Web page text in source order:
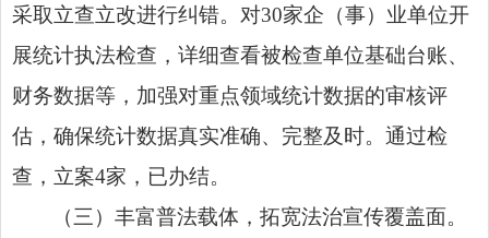
采取立查立改进行纠错。对30家企（事）业单位开
展统计执法检查，详细查看被检查单位基础台账、
财务数据等，加强对重点领域统计数据的审核评
估，确保统计数据真实准确、完整及时。通过检
查，立案4家，已办结。
（三）丰富普法载体，拓宽法治宣传覆盖面。